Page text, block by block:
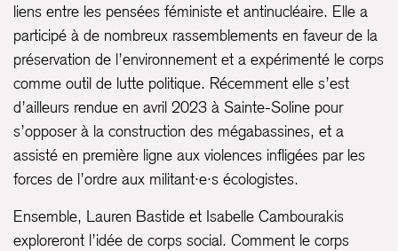
liens entre les pensées féministe et antinucléaire. Elle a
participé à de nombreux rassemblements en faveur de la
préservation de l’environnement et a expérimenté le corps
comme outil de lutte politique. Récemment elle s’est
d’ailleurs rendue en avril 2023 à Sainte-Soline pour
s’opposer à la construction des mégabassines, et a
assisté en première ligne aux violences infligées par les
forces de l’ordre aux militant·e·s écologistes.
Ensemble, Lauren Bastide et Isabelle Cambourakis
exploreront l’idée de corps social. Comment le corps